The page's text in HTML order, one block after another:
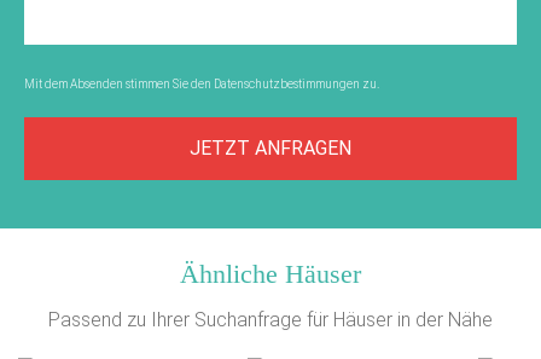
Mit dem Absenden stimmen Sie den Datenschutzbestimmungen zu.
JETZT ANFRAGEN
Ähnliche Häuser
Passend zu Ihrer Suchanfrage für Häuser in der Nähe